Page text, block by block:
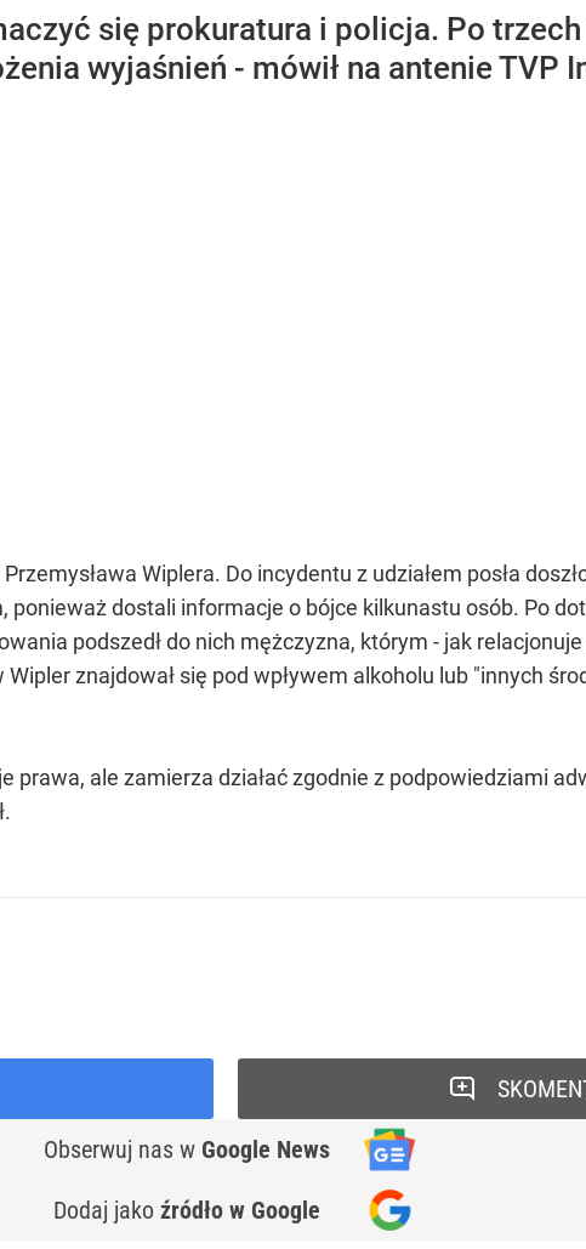
się prokuratura i policja. Po
wyjaśnień - mówił na antenie TVP
Wiplera. Do incydentu z udziałem posła
dostali informacje o bójce kilkunastu osób. Po
podszedł do nich mężczyzna, którym - jak relacjonuje
znajdował się pod wpływem alkoholu lub "innych
prawa, ale zamierza działać zgodnie z podpowiedziami
Obserwuj nas w Google News
Dodaj jako źródło w Google